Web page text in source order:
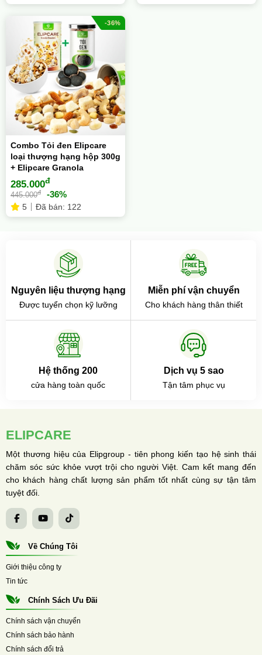
-36%
Combo Tỏi đen Elipcare
loại thượng hạng hộp 300g
+ Elipcare Granola
285.000đ
445.000đ -36%
5 Đã bán: 122
Nguyên liệu thượng hạng
Được tuyển chọn kỹ lưỡng
Miễn phí vận chuyển
Cho khách hàng thân thiết
Hệ thống 200
cửa hàng toàn quốc
Dịch vụ 5 sao
Tận tâm phục vụ
ELIPCARE
Một thương hiệu của Elipgroup - tiên phong kiến tạo hệ sinh thái
chăm sóc sức khỏe vượt trội cho người Việt. Cam kết mang đến
cho khách hàng chất lượng sản phẩm tốt nhất cùng sự tận tâm
tuyệt đối.
Về Chúng Tôi
Giới thiệu công ty
Tin tức
Chính Sách Ưu Đãi
Chính sách vận chuyển
Chính sách bảo hành
Chính sách đổi trả